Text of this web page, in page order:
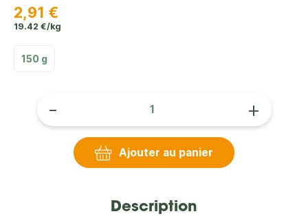
2,91 €
19.42 €/kg
150 g
- +
Ajouter au panier
Description